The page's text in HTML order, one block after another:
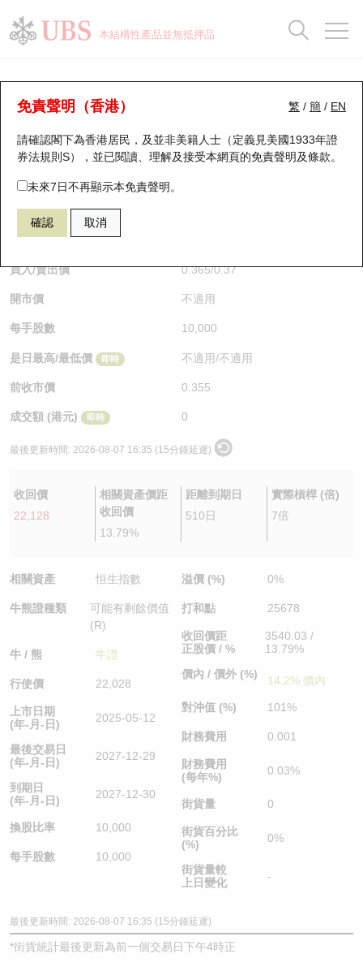
本結構性產品並無抵押品
繁 / 簡 / EN
免責聲明（香港）
請確認閣下為香港居民，及並非美籍人士（定義見美國1933年證
券法規則S），並已閱讀、理解及接受本網頁的免責聲明及條款。
未來7日不再顯示本免責聲明。
確認 取消
牛熊證分析儀
表現 街貨統計 比較
53477 瑞銀牛證 HSI 恒生指數
$0.365 0.01
買入/賣出價 0.365/0.37
開市價 不適用
每手股數 10,000
是日最高/最低價 即時 不適用/不適用
前收市價 0.355
成交額 (港元) 即時 0
最後更新時間: 2026-08-07 16:35 (15分鐘延遲)
收回價
22,128
相關資產價距
收回價
13.79%
距離到期日
510日
實際槓桿 (倍)
7倍
相關資產 恒生指數
牛熊證種類
可能有剩餘價值
(R)
牛 / 熊 牛證
行使價 22,028
上市日期
(年-月-日)
2025-05-12
最後交易日
(年-月-日)
2027-12-29
到期日
(年-月-日)
2027-12-30
換股比率 10,000
每手股數 10,000
溢價 (%) 0%
打和點 25678
收回價距
正股價 / %
3540.03 /
13.79%
價內 / 價外 (%)
14.2% 價內
對沖值 (%) 101%
財務費用 0.001
財務費用
(每年%)
0.03%
街貨量 0
街貨百分比
(%)
0%
街貨量較
上日變化
-
最後更新時間: 2026-08-07 16:35 (15分鐘延遲)
*街貨統計最後更新為前一個交易日下午4時正
瑞銀認股證一覽
新發行瑞銀認股證
即將到期認股證
認股證到期結算價查詢
認股證分析儀
認股證速算機
認股證/牛熊證日誌
認股證文件及公告
街貨統計
比較
牛熊全景快搜
牛熊證搜尋
牛熊證街貨分佈圖
正股牛熊證列表
新發行瑞銀牛熊證
已收回牛熊證剩餘價值
牛熊證到期結算價查詢
牛熊證分析儀
牛熊證文件及公告
街貨統計
比較
十大升幅/跌幅
十大認股證成交分佈
十天股證佔大市成交
資金流
街貨統計
三十大平均引伸波幅
正股分析儀
二十大活躍股份
恒指成份股
國指成份股
科指成份股
相關資產沽空
中資ETFs溢價比較
AH 股價對照
持股比重
顯示所有持股比重
每月輪證大市專題
輪證專欄
講座及教育短片
認股證投資者教育
牛熊證投資者教育
認股證牛熊證常問問題